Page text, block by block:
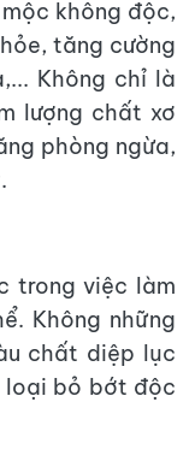
không độc,
tăng cường
Không chỉ là
lượng chất xơ
phòng ngừa,
trong việc làm
Không những
chất diệp lục
loại bỏ bớt độc